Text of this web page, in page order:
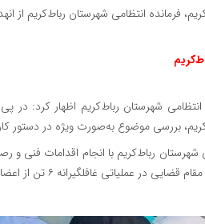
انتظامی شهرستان رباط‌کریم اظهار کرد:
بررسی موضوع به‌صورت ویژه در دستور
رباط‌کریم با انجام اقدامات فنی و
۶ تن از اعضای این باند را در مخفیگاهشان دستگیر کردند.